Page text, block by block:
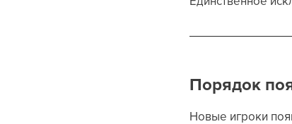
Порядок
Новые игроки